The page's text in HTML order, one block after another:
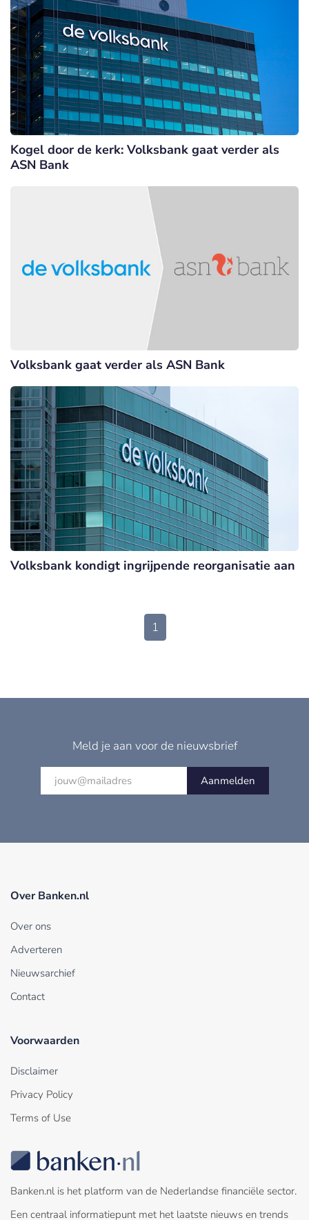
Kogel door de kerk: Volksbank gaat verder als
ASN Bank
Volksbank gaat verder als ASN Bank
Volksbank kondigt ingrijpende reorganisatie aan
1
Meld je aan voor de nieuwsbrief
Aanmelden
Over Banken.nl
Over ons
Adverteren
Nieuwsarchief
Contact
Voorwaarden
Disclaimer
Privacy Policy
Terms of Use
Banken.nl is het platform van de Nederlandse financiële sector.
Een centraal informatiepunt met het laatste nieuws en trends